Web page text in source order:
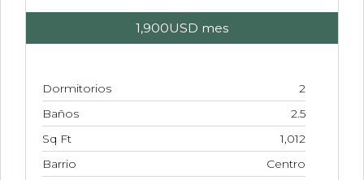
1,900USD mes
Dormitorios
2
Baños
2.5
Sq Ft
1,012
Barrio
Centro